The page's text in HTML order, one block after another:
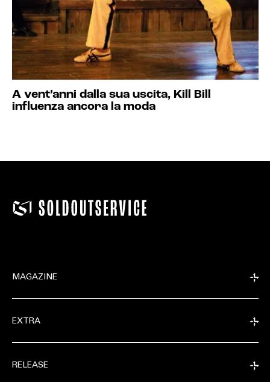
A vent’anni dalla sua uscita, Kill Bill
influenza ancora la moda
MAGAZINE
EXTRA
RELEASE